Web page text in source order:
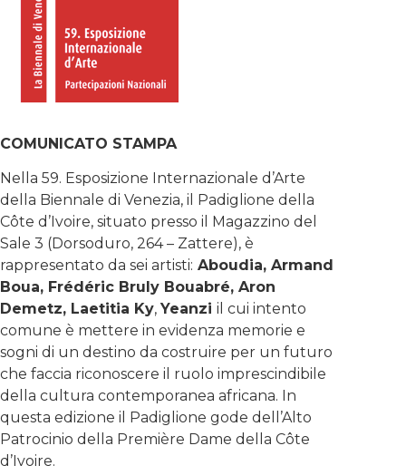
COMUNICATO STAMPA
Nella 59. Esposizione Internazionale d’Arte
della Biennale di Venezia, il Padiglione della
Côte d’Ivoire, situato presso il Magazzino del
Sale 3 (Dorsoduro, 264 – Zattere), è
rappresentato da sei artisti: Aboudia, Armand
Boua, Frédéric Bruly Bouabré, Aron
Demetz, Laetitia Ky, Yeanzi il cui intento
comune è mettere in evidenza memorie e
sogni di un destino da costruire per un futuro
che faccia riconoscere il ruolo imprescindibile
della cultura contemporanea africana. In
questa edizione il Padiglione gode dell’Alto
Patrocinio della Première Dame della Côte
d’Ivoire.